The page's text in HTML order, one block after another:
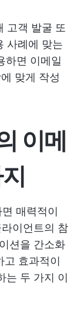
고객 발굴 또
사례에 맞는
하면 이메일
맞게 작성
이메
매력적이
이언트의 참
션을 간소화
고 효과적이
는 두 가지 이